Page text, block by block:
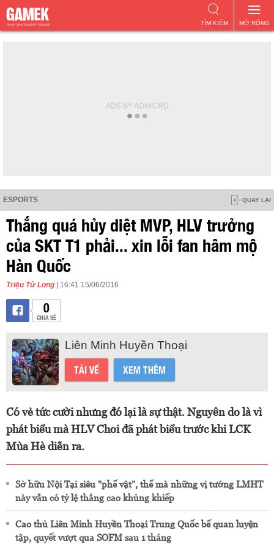
MỞ RỘNG
TÌM KIẾM
ESPORTS QUAY LẠI
Thắng quá hủy diệt MVP, HLV trưởng
của SKT T1 phải... xin lỗi fan hâm mộ
Hàn Quốc
Triệu Tử Long | 16:41 15/06/2016
0
CHIA SẺ
Liên Minh Huyền Thoại
TẢI VỀ XEM THÊM
Có vẻ tức cười nhưng đó lại là sự thật. Nguyên do là vì
phát biểu mà HLV Choi đã phát biểu trước khi LCK
Mùa Hè diễn ra.
Sở hữu Nội Tại siêu "phế vật", thế mà những vị tướng LMHT
này vẫn có tỷ lệ thắng cao khủng khiếp
Cao thủ Liên Minh Huyền Thoại Trung Quốc bế quan luyện
tập, quyết vượt qua SOFM sau 1 tháng